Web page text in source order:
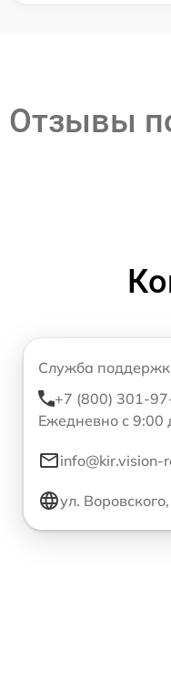
Отзывы
Служба
+7 (800) 301-
Ежедневно с 9:00
info@kir.vision-
ул.